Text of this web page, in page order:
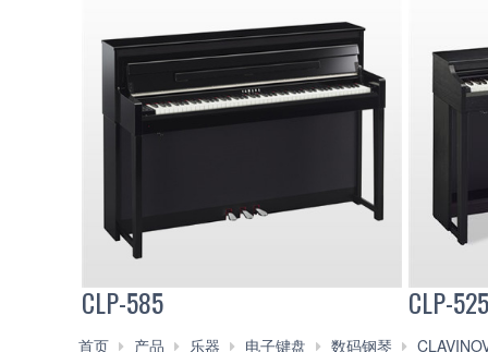
CLP-585 CLP-525
首页 产品 乐器 电子键盘 数码钢琴